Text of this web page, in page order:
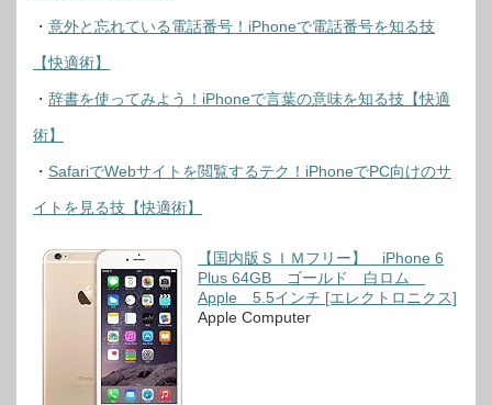
・ 意外と忘れている電話番号！iPhoneで電話番号を知る技
【快適術】
・ 辞書を使ってみよう！iPhoneで言葉の意味を知る技【快適
術】
・ SafariでWebサイトを閲覧するテク！iPhoneでPC向けのサ
イトを見る技【快適術】
【国内版ＳＩＭフリー】 iPhone 6
Plus 64GB ゴールド 白ロム
Apple 5.5インチ [エレクトロニクス]
Apple Computer